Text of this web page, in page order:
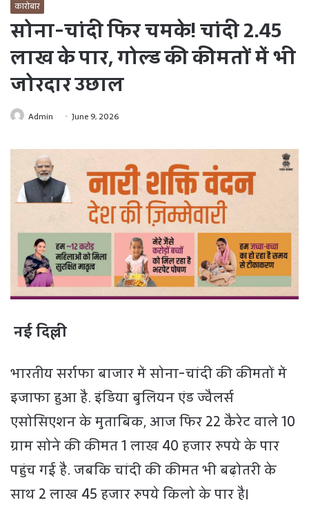
कारोबार
सोना-चांदी फिर चमके! चांदी 2.45
लाख के पार, गोल्ड की कीमतों में भी
जोरदार उछाल
Admin June 9, 2026
नई दिल्ली
भारतीय सर्राफा बाजार में सोना-चांदी की कीमतों में
इजाफा हुआ है. इंडिया बुलियन एंड ज्वैलर्स
एसोसिएशन के मुताबिक, आज फिर 22 कैरेट वाले 10
ग्राम सोने की कीमत 1 लाख 40 हजार रुपये के पार
पहुंच गई है. जबकि चांदी की कीमत भी बढ़ोतरी के
साथ 2 लाख 45 हजार रुपये किलो के पार है।